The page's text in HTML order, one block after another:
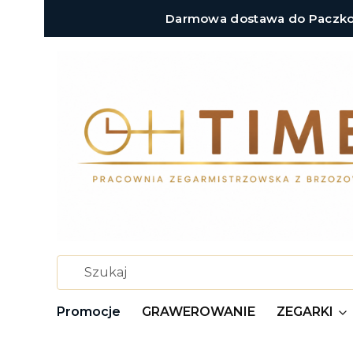
Darmowa dostawa do
Promocje GRAWEROWANIE ZEGARKI